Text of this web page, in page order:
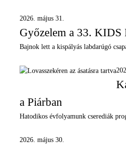
2026. május 31.
Győzelem a 33. KIDS
Bajnok lett a kispályás labdarúgó
a Piárban
Hatodikos évfolyamunk cserediák
2026. május 30.